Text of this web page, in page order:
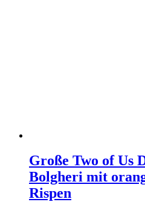
Große Two of Us
Bolgheri mit
Rispen